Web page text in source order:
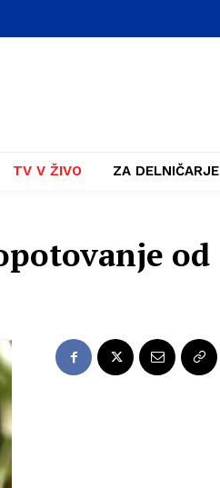
TV V ŽIVO ZA DELNIČARJE
od